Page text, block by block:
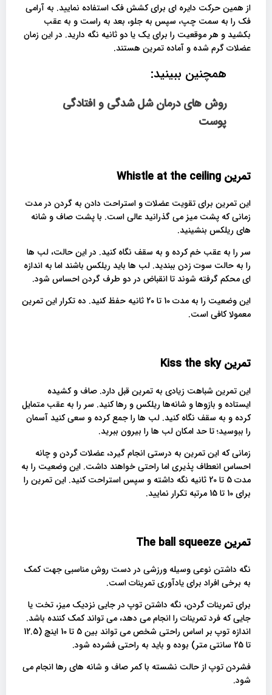
از همین حرکت دایره ای برای کشش فک استفاده نمایید. به آرامی
فک را به سمت چپ، سپس به جلو، بعد به راست و به عقب
بکشید و هر موقعیت را برای یک یا دو ثانیه نگه دارید. در این زمان
عضلات گرم شده و آماده تمرین هستند.
همچنین ببینید:
روش های درمان شل شدگی و افتادگی
پوست
تمرین Whistle at the ceiling
این تمرین برای تقویت عضلات و استراحت دادن به گردن در مدت
زمانی که پشت میز می گذرانید عالی است. با پشت صاف و شانه
های ریلکس بنشینید.
سر را به عقب خم کرده و به سقف نگاه کنید. در این حالت، لب ها
را به حالت سوت زدن ببندید. لب ها باید ریلکس باشند اما به اندازه
ای محکم گرفته شوند تا انقباض در دو طرف گردن احساس شود.
این وضعیت را به مدت 10 تا 20 ثانیه حفظ کنید. ده تکرار این تمرین
معمولا کافی است.
تمرینKiss the sky
این تمرین شباهت زیادی به تمرین قبل دارد. صاف و کشیده
ایستاده و بازوها و شانه‌ها ریلکس و رها کنید. سر را به عقب متمایل
کرده و به سقف نگاه کنید. لب ها را جمع کرده و سعی کنید آسمان
را ببوسید؛ تا حد امکان لب ها را بیرون ببرید.
زمانی که این تمرین به درستی انجام گیرد، عضلات گردن و چانه
احساس انعطاف پذیری اما راحتی خواهند داشت. این وضعیت را به
مدت 5 تا 20 ثانیه نگه داشته و سپس استراحت کنید. این تمرین را
برای 10 تا 15 مرتبه تکرار نمایید.
تمرین The ball squeeze
نگه داشتن نوعی وسیله ورزشی در دست روش مناسبی جهت کمک
به برخی افراد برای یادآوری تمرینات است.
برای تمرینات گردن، نگه داشتن توپ در جایی نزدیک میز، تخت یا
جایی که فرد تمرینات را انجام می دهد، می تواند کمک کننده باشد.
اندازه توپ بر اساس راحتی شخص می تواند بین 5 تا 10 اینچ (12.5
تا 25 سانتی متر) بوده و باید به راحتی فشرده شود.
فشردن توپ از حالت نشسته با کمر صاف و شانه های رها انجام می
شود.